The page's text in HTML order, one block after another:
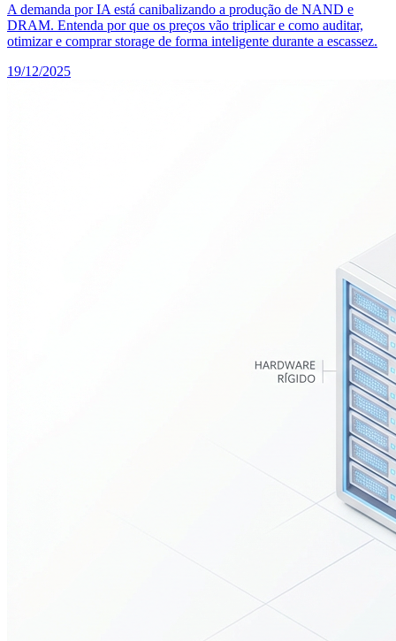
A demanda por IA está canibalizando a produção de NAND e
DRAM. Entenda por que os preços vão triplicar e como auditar,
otimizar e comprar storage de forma inteligente durante a escassez.
19/12/2025